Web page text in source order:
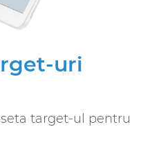
uri
target-ul pentru